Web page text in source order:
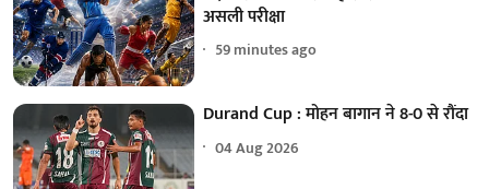
असली परीक्षा
59 minutes ago
Durand Cup : मोहन बागान ने 8-0 से रौंदा
04 Aug 2026